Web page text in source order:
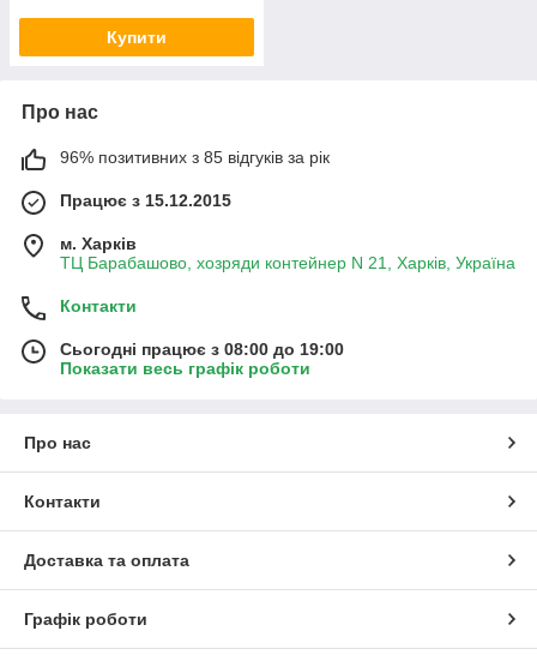
Купити
Про нас
96% позитивних з 85 відгуків за рік
Працює з 15.12.2015
м. Харків
ТЦ Барабашово, хозряди контейнер N 21, Харків, Україна
Контакти
Сьогодні працює з 08:00 до 19:00
Показати весь графік роботи
Про нас
Контакти
Доставка та оплата
Графік роботи